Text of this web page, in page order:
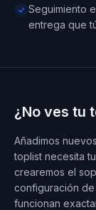
Seguimiento
entrega que
¿No ves tu
Añadimos
toplist necesita
crearemos el
configuración
funcionan